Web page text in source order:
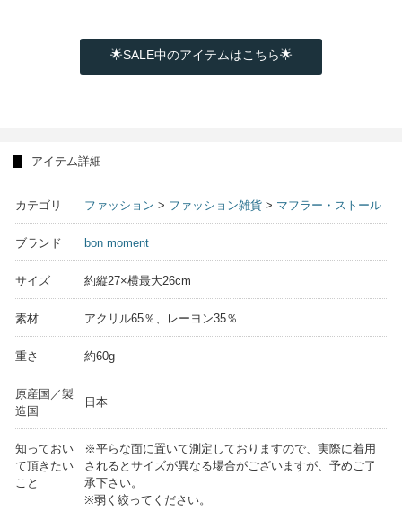
🌟SALE中のアイテムはこちら🌟
アイテム詳細
カテゴリ ファッション > ファッション雑貨 > マフラー・ストール
ブランド bon moment
サイズ 約縦27×横最大26cm
素材 アクリル65％、レーヨン35％
重さ 約60g
原産国／製
造国
日本
知っておい
て頂きたい
こと
※平らな面に置いて測定しておりますので、実際に着用
されるとサイズが異なる場合がございますが、予めご了
承下さい。
※弱く絞ってください。